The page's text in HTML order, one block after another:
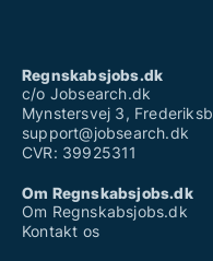
Regnskabsjobs.dk
c/o Jobsearch.dk
Mynstersvej 3,
support@jobsearch.dk
CVR: 39925311
Om Regnskabsjobs.dk
Om Regnskabsjobs.dk
Kontakt os